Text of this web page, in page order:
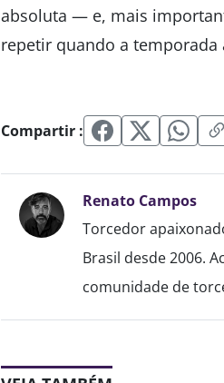
absoluta — e, mais
repetir quando a temporada
Compartir :
Renato Campos
Torcedor
Brasil desde 2006.
comunidade de